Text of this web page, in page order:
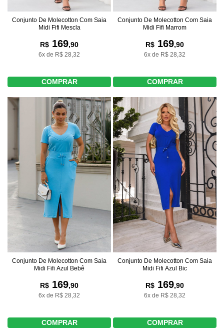
Conjunto De Molecotton Com Saia
Midi Fifi Mescla
R$ 169,90
6x de R$ 28,32
COMPRAR
Conjunto De Molecotton Com Saia
Midi Fifi Marrom
R$ 169,90
6x de R$ 28,32
COMPRAR
Conjunto De Molecotton Com Saia
Midi Fifi Azul Bebê
R$ 169,90
6x de R$ 28,32
COMPRAR
Conjunto De Molecotton Com Saia
Midi Fifi Azul Bic
R$ 169,90
6x de R$ 28,32
COMPRAR